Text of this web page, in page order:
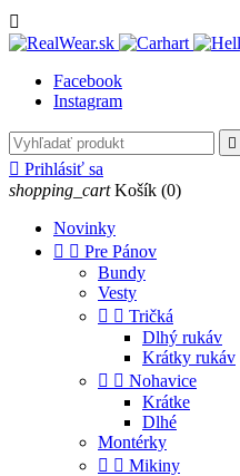

Facebook
Instagram

 Prihlásiť sa
shopping_cart Košík (0)
Novinky
  Pre Pánov
Bundy
Vesty
  Tričká
Dlhý rukáv
Krátky rukáv
  Nohavice
Krátke
Dlhé
Montérky
  Mikiny